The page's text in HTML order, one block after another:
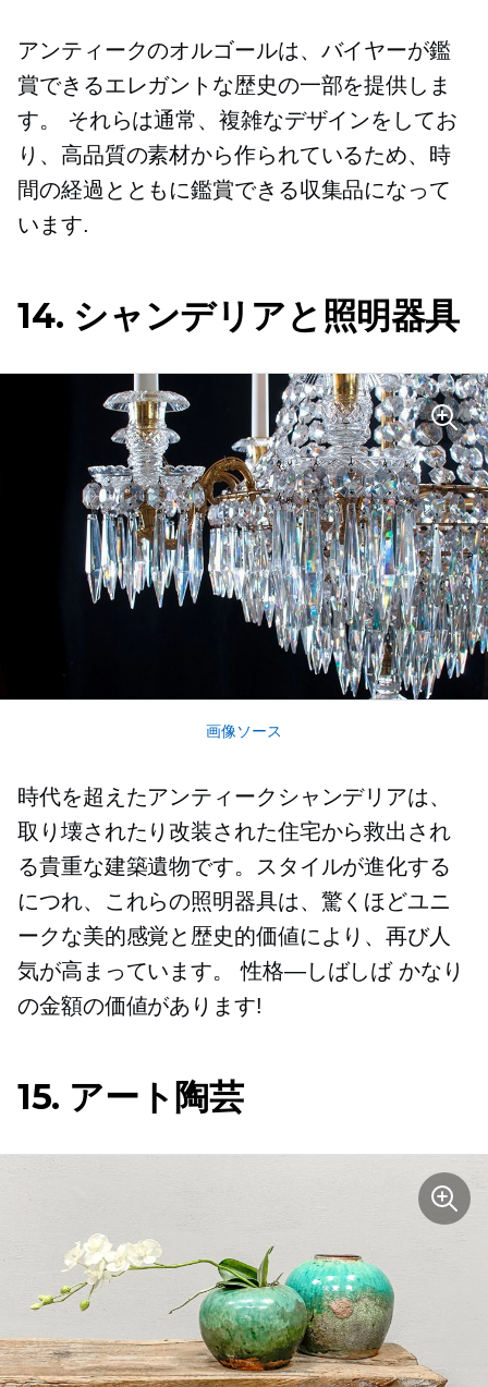
アンティークのオルゴールは、バイヤーが鑑
賞できるエレガントな歴史の一部を提供しま
す。 それらは通常、複雑なデザインをしてお
り、高品質の素材から作られているため、時
間の経過とともに鑑賞できる収集品になって
います.
14. シャンデリアと照明器具
画像ソース
時代を超えたアンティークシャンデリアは、
取り壊されたり改装された住宅から救出され
る貴重な建築遺物です。スタイルが進化する
につれ、これらの照明器具は、驚くほどユニ
ークな美的感覚と歴史的価値により、再び人
気が高まっています。性格—しばしばかなり
の金額の価値があります!
15. アート陶芸